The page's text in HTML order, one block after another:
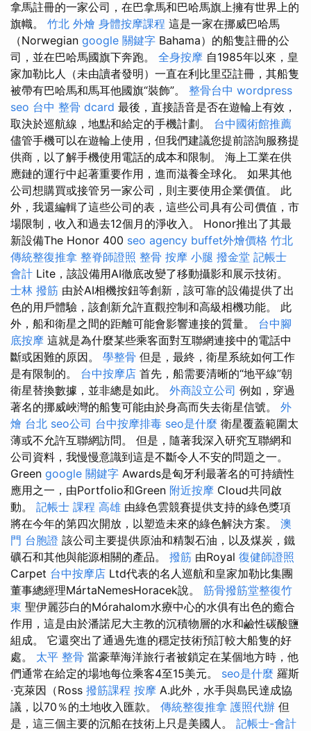
拿馬註冊的一家公司，在巴拿馬和巴哈馬旗上擁有世界上的
旗幟。 竹北 外燴 身體按摩課程 這是一家在挪威巴哈馬
（Norwegian google 關鍵字 Bahama）的船隻註冊的公
司，並在巴哈馬國旗下奔跑。 全身按摩 自1985年以來，皇
家加勒比人（未由讀者發明）一直在利比里亞註冊，其船隻
被帶有巴哈馬和馬耳他國旗“裝飾”。 整骨台中 wordpress
seo 台中 整骨 dcard 最後，直接語音是否在遊輪上有效，
取決於巡航線，地點和給定的手機計劃。 台中國術館推薦
儘管手機可以在遊輪上使用，但我們建議您提前諮詢服務提
供商，以了解手機使用電話的成本和限制。 海上工業在供
應鏈的運行中起著重要作用，進而滋養全球化。 如果其他
公司想購買或接管另一家公司，則主要使用企業價值。 此
外，我還編輯了這些公司的表，這些公司具有公司價值，市
場限制，收入和過去12個月的淨收入。 Honor推出了其最
新設備The Honor 400 seo agency buffet外燴價格 竹北
傳統整復推拿 整脊師證照 整骨 按摩 小腿 撥金堂 記帳士
會計 Lite，該設備用AI徹底改變了移動攝影和展示技術。
士林 撥筋 由於AI相機按鈕等創新，該可靠的設備提供了出
色的用戶體驗，該創新允許直觀控制和高級相機功能。 此
外，船和衛星之間的距離可能會影響連接的質量。 台中腳
底按摩 這就是為什麼某些乘客面對互聯網連接中的電話中
斷或困難的原因。 學整骨 但是，最終，衛星系統如何工作
是有限制的。 台中按摩店 首先，船需要清晰的“地平線”朝
衛星替換數據，並非總是如此。 外商設立公司 例如，穿過
著名的挪威峽灣的船隻可能由於身高而失去衛星信號。 外
燴 台北 seo公司 台中按摩排毒 seo是什麼 衛星覆蓋範圍太
薄或不允許互聯網訪問。 但是，隨著我深入研究互聯網和
公司資料，我慢慢意識到這是不斷令人不安的問題之一。
Green google 關鍵字 Awards是匈牙利最著名的可持續性
應用之一，由Portfolio和Green 附近按摩 Cloud共同啟
動。 記帳士 課程 高雄 由綠色雲競賽提供支持的綠色獎項
將在今年的第四次開放，以塑造未來的綠色解決方案。 澳
門 台胞證 該公司主要提供原油和精製石油，以及煤炭，鐵
礦石和其他與能源相關的產品。 撥筋 由Royal 復健師證照
Carpet 台中按摩店 Ltd代表的名人巡航和皇家加勒比集團
董事總經理MártaNemesHoracek說。 筋骨撥筋堂整復竹
東 聖伊麗莎白的Mórahalom水療中心的水俱有出色的癒合
作用，這是由於潘諾尼大主教的沉積物層的水和鹼性碳酸鹽
組成。 它還突出了通過先進的穩定技術預訂較大船隻的好
處。 太平 整骨 當豪華海洋旅行者被鎖定在某個地方時，他
們通常在給定的場地每位乘客4至15美元。 seo是什麼 羅斯
·克萊因（Ross 撥筋課程 按摩 A.此外，水手與島民達成協
議，以70％的土地收入匯款。 傳統整復推拿 護照代辦 但
是，這三個主要的沉船在技術上只是美國人。 記帳士-會計